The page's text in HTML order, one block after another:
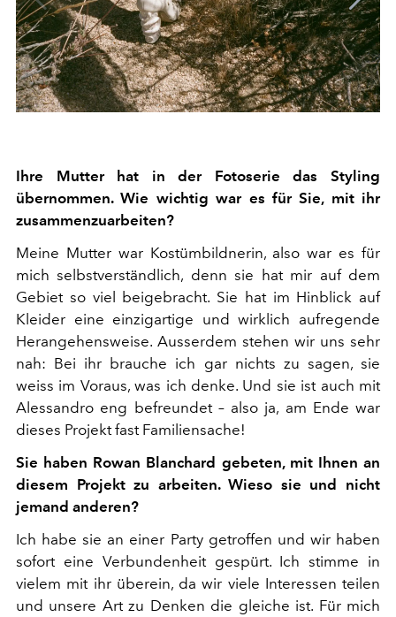
Ihre Mutter hat in der Fotoserie das Styling
übernommen. Wie wichtig war es für Sie, mit ihr
zusammenzuarbeiten?
Meine Mutter war Kostümbildnerin, also war es für
mich selbstverständlich, denn sie hat mir auf dem
Gebiet so viel beigebracht. Sie hat im Hinblick auf
Kleider eine einzigartige und wirklich aufregende
Herangehensweise. Ausserdem stehen wir uns sehr
nah: Bei ihr brauche ich gar nichts zu sagen, sie
weiss im Voraus, was ich denke. Und sie ist auch mit
Alessandro eng befreundet – also ja, am Ende war
dieses Projekt fast Familiensache!
Sie haben Rowan Blanchard gebeten, mit Ihnen an
diesem Projekt zu arbeiten. Wieso sie und nicht
jemand anderen?
Ich habe sie an einer Party getroffen und wir haben
sofort eine Verbundenheit gespürt. Ich stimme in
vielem mit ihr überein, da wir viele Interessen teilen
und unsere Art zu Denken die gleiche ist. Für mich